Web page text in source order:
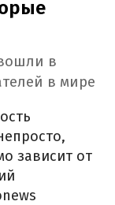
в
в мире
зависит от